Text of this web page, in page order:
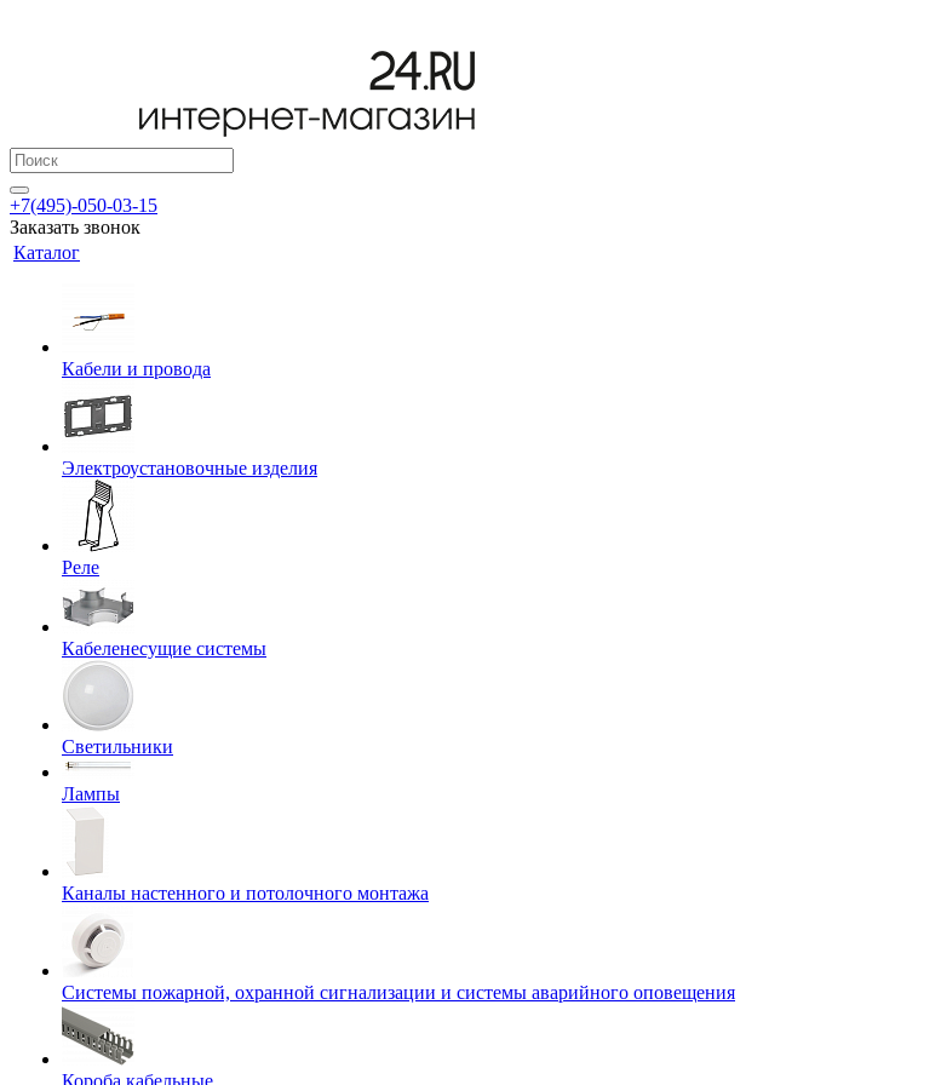
+7(495)-050-03-15
Заказать звонок
Каталог
Кабели и провода
Электроустановочные изделия
Реле
Кабеленесущие системы
Светильники
Лампы
Каналы настенного и потолочного монтажа
Системы пожарной, охранной сигнализации и системы аварийного оповещения
Короба кабельные